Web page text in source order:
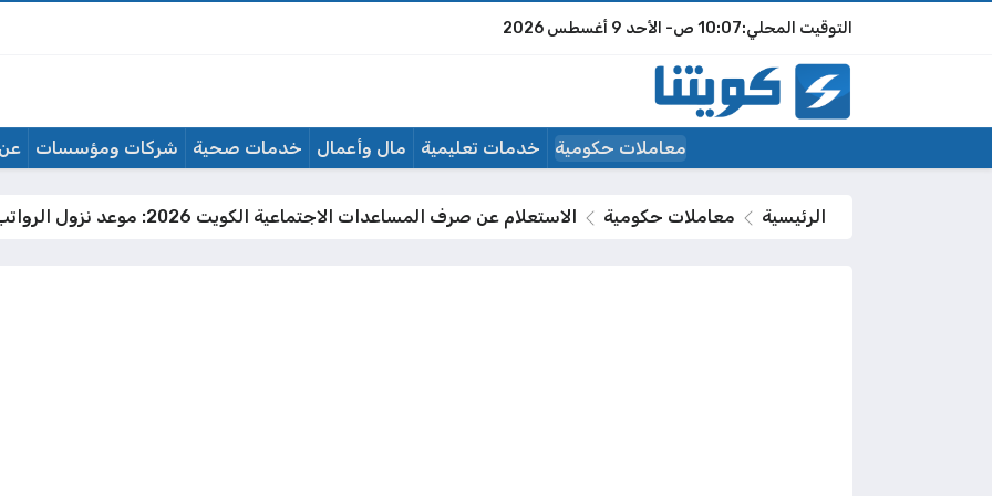
10:07 ص الأحد 9 أغسطس 2026
معاملات حكومية خدمات تعليمية مال وأعمال خدمات صحية شركات ومؤسسات
الرئيسية معاملات حكومية الاستعلام عن صرف المساعدات الاجتماعية الكويت 2026: موعد نزول الرواتب